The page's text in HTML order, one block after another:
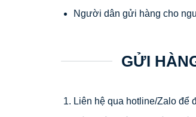
Người dân gửi hàng cho
GỬI
Liên hệ qua hotline/Zalo để